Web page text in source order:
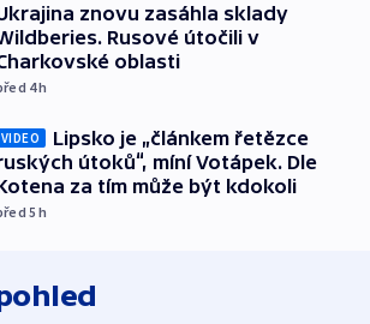
znovu zasáhla sklady
Rusové útočili v
oblasti
4h
VIDEO
Lipsko je „článkem řetězce
útoků“, míní Votápek. Dle
za tím může být kdokoli
5h